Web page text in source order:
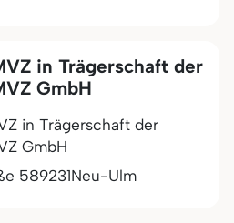
in Trägerschaft der
GmbH
in Trägerschaft der
GmbH
589231Neu-Ulm